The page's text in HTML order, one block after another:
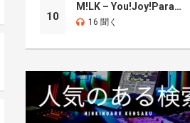
10
M!LK – You!Joy!Parade!
16 聞く